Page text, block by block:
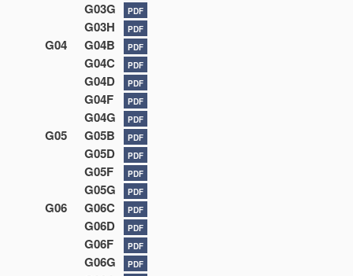
G03G PDF
G03H PDF
G04 G04B PDF
G04C PDF
G04D PDF
G04F PDF
G04G PDF
G05 G05B PDF
G05D PDF
G05F PDF
G05G PDF
G06 G06C PDF
G06D PDF
G06F PDF
G06G PDF